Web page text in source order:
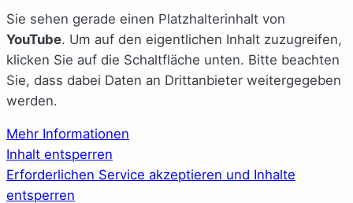
Sie sehen gerade einen Platzhalterinhalt von
YouTube. Um auf den eigentlichen Inhalt zuzugreifen,
klicken Sie auf die Schaltfläche unten. Bitte beachten
Sie, dass dabei Daten an Drittanbieter weitergegeben
werden.
Mehr Informationen
Inhalt entsperren
Erforderlichen Service akzeptieren und Inhalte
entsperren